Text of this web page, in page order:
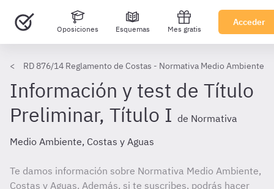
Oposiciones Esquemas Mes gratis
Acceder
RD 876/14 Reglamento de Costas - Normativa Medio Ambiente,
Información y test de Título
Preliminar, Título I de Normativa
Medio Ambiente, Costas y Aguas
Te damos información sobre Normativa Medio Ambiente,
Costas y Aguas. Además, si te suscribes, podrás hacer